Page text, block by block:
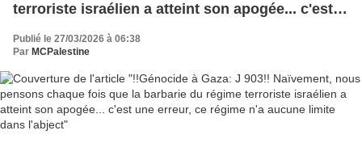
terroriste israélien a atteint son apogée... c'est
une erreur, ce régime n'a aucune limite dans
l'abject
Publié le 27/03/2026 à 06:38
Par MCPalestine